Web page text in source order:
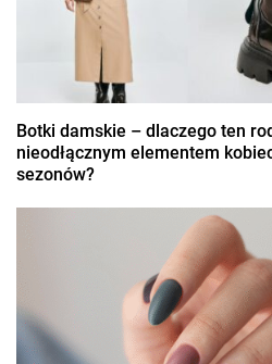
Botki damskie – dlaczego ten
nieodłącznym elementem
sezonów?